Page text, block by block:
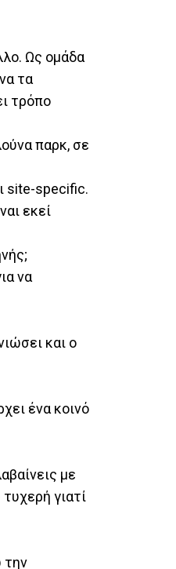
Ως ομάδα
τα
τρόπο
παρκ, σε
site-specific.
εκεί
να
και ο
ένα κοινό
με
γιατί
την